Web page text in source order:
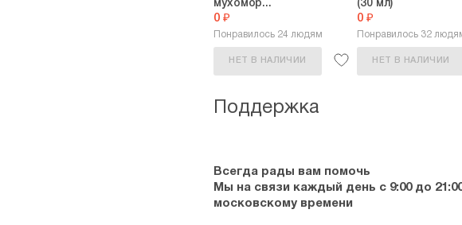
мухомор...
0 ₽
Понравилось 24 людям
НЕТ В НАЛИЧИИ
(30 мл)
0 ₽
Понравилось 32
НЕТ В НАЛИЧИИ
Поддержка
Всегда рады вам помочь
Мы на связи каждый день с 9:00 до
московскому времени